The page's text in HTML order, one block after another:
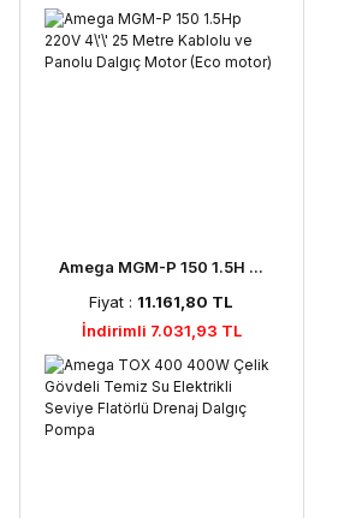
Amega MGM-P 150 1.5H ...
Fiyat : 11.161,80 TL
İndirimli 7.031,93 TL